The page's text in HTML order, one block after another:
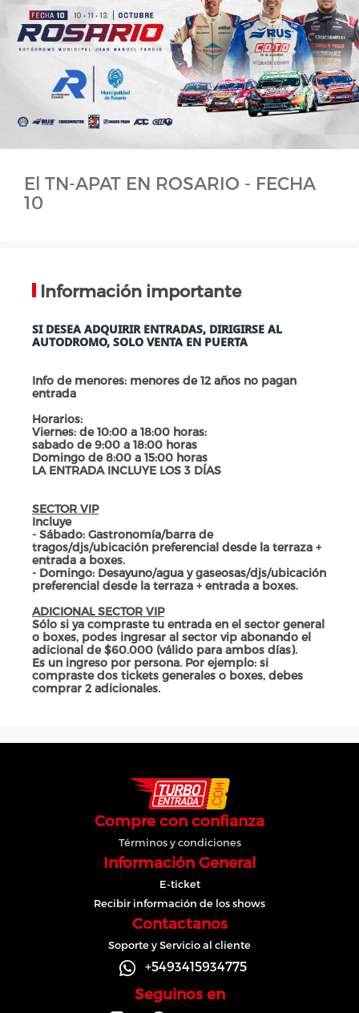
El TN-APAT EN ROSARIO - FECHA
10
Información importante
SI DESEA ADQUIRIR ENTRADAS, DIRIGIRSE AL
AUTODROMO, SOLO VENTA EN PUERTA
Info de menores: menores de 12 años no pagan
entrada
Horarios:
Viernes: de 10:00 a 18:00 horas:
sabado de 9:00 a 18:00 horas
Domingo de 8:00 a 15:00 horas
LA ENTRADA INCLUYE LOS 3 DÍAS
SECTOR VIP
Incluye
- Sábado: Gastronomía/barra de
tragos/djs/ubicación preferencial desde la terraza +
entrada a boxes.
- Domingo: Desayuno/agua y gaseosas/djs/ubicación
preferencial desde la terraza + entrada a boxes.
ADICIONAL SECTOR VIP
Sólo si ya compraste tu entrada en el sector general
o boxes, podes ingresar al sector vip abonando el
adicional de $60.000 (válido para ambos días).
Es un ingreso por persona. Por ejemplo: si
compraste dos tickets generales o boxes, debes
comprar 2 adicionales.
Compre con confianza
Términos y condiciones
Información General
E-ticket
Recibir información de los shows
Contactanos
Soporte y Servicio al cliente
+5493415934775
Seguinos en